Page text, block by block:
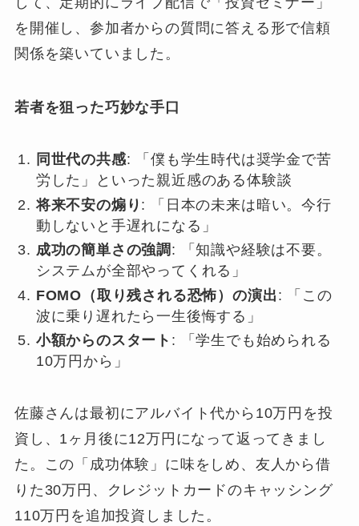
を開催し、参加者からの質問に答える形で信頼
関係を築いていました。
若者を狙った巧妙な手口
同世代の共感: 「僕も学生時代は奨学金で苦
労した」といった親近感のある体験談
将来不安の煽り : 「日本の未来は暗い。今行
動しないと手遅れになる」
成功の簡単さの強調 : 「知識や経験は不要。
システムが全部やってくれる」
FOMO（取り残される恐怖）の演出 : 「この
波に乗り遅れたら一生後悔する」
小額からのスタート : 「学生でも始められる
10万円から」
佐藤さんは最初にアルバイト代から10万円を投
資し、1ヶ月後に12万円になって返ってきまし
た。この「成功体験」に味をしめ、友人から借
りた30万円、クレジットカードのキャッシング
110万円を追加投資しました。